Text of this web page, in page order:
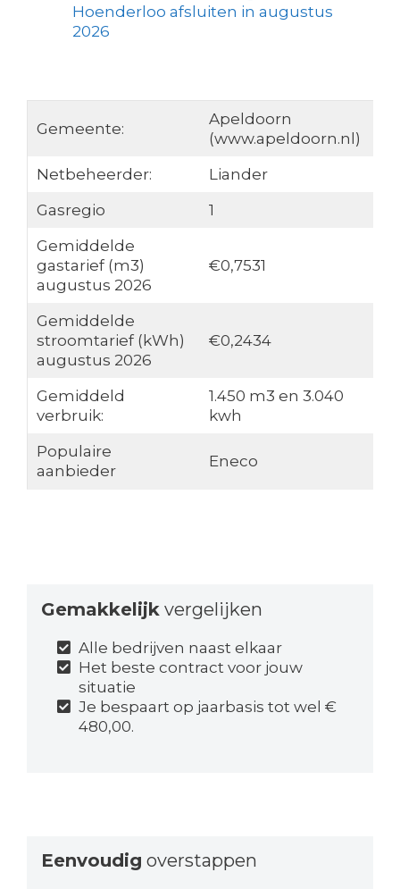
Hoenderloo afsluiten in augustus
2026
Gemeente:
Apeldoorn
(www.apeldoorn.nl)
Netbeheerder:
Liander
Gasregio
1
Gemiddelde
gastarief (m3)
augustus 2026
€0,7531
Gemiddelde
stroomtarief (kWh)
augustus 2026
€0,2434
Gemiddeld
verbruik:
1.450 m3 en 3.040
kwh
Populaire
aanbieder
Eneco
Gemakkelijk vergelijken
Alle bedrijven naast elkaar
Het beste contract voor jouw
situatie
Je bespaart op jaarbasis tot wel €
480,00.
Eenvoudig overstappen